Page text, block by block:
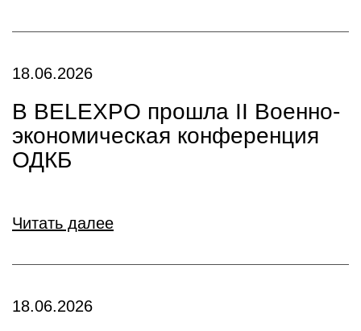
18.06.2026
В BELEXPO прошла II Военно-
экономическая конференция
ОДКБ
Читать далее
18.06.2026